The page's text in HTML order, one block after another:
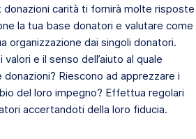
carità ti fornirà molte risposte
la tua base donatori e valutare come
organizzazione dai singoli donatori.
e il senso dell’aiuto al quale
Riescono ad apprezzare i
del loro impegno? Effettua regolari
accertandoti della loro fiducia.